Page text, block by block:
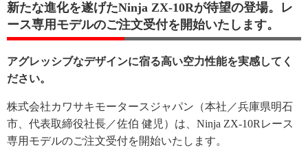
新たな進化を遂げたNinja ZX-10Rが待望の登場。レ
ース専用モデルのご注文受付を開始いたします。
アグレッシブなデザインに宿る高い空力性能を実感してく
ださい。
株式会社カワサキモータースジャパン（本社／兵庫県明石
市、代表取締役社長／佐伯 健児）は、Ninja ZX-10Rレース
専用モデルのご注文受付を開始いたします。